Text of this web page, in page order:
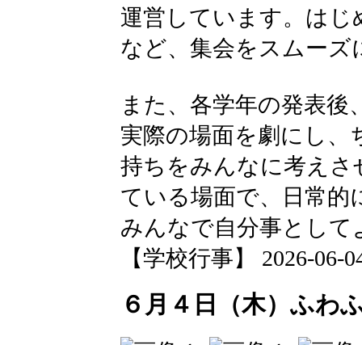
運営しています。はじ
など、集会をスムー
また、各学年の発表
実際の場面を劇にし、
持ちをみんなに考え
ている場面で、日常的
みんなで自分事とし
【学校行事】 2026-06-
６月４日（木）ふわ